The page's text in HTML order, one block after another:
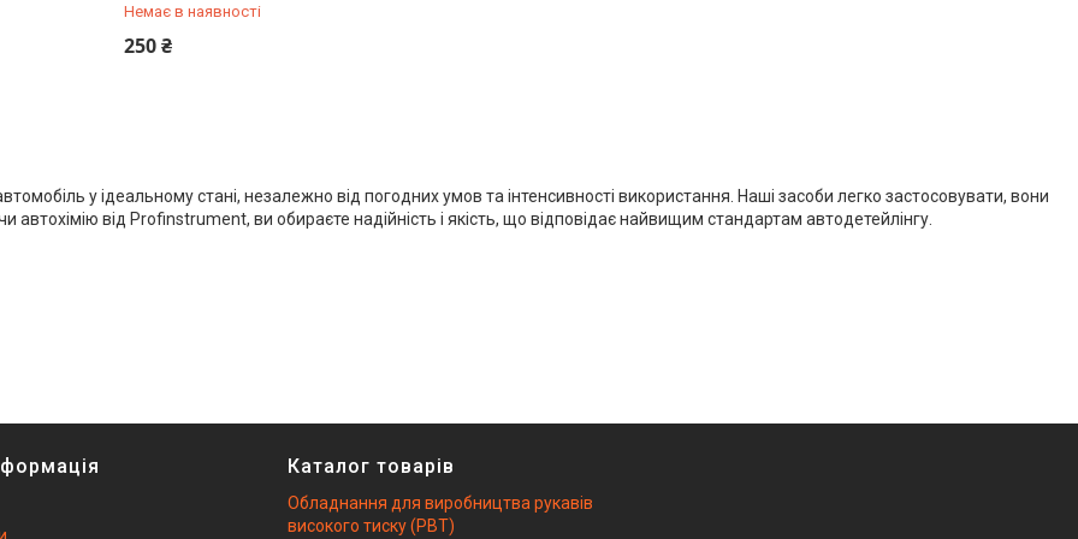
Немає в наявності
250 ₴
+380 (66) 933-92-56
у ідеальному стані, незалежно від погодних умов та інтенсивності використання. Наші засоби легко застосовувати, вони
від Profinstrument, ви обираєте надійність і якість, що відповідає найвищим стандартам автодетейлінгу.
Каталог товарів
Обладнання для виробництва рукавів
високого тиску (РВТ)